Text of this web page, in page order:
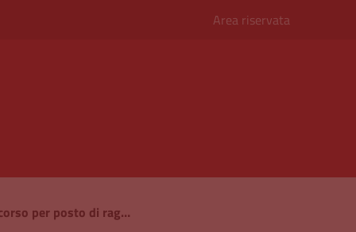
Area riservata
Carteggio relativo al concorso per posto di ragioniere capo alla cassa di risparmio